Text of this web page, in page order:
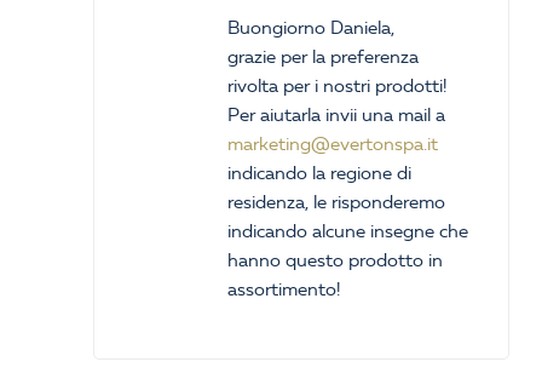
Buongiorno Daniela,
grazie per la preferenza
rivolta per i nostri prodotti!
Per aiutarla invii una mail a
marketing@evertonspa.it
indicando la regione di
residenza, le risponderemo
indicando alcune insegne che
hanno questo prodotto in
assortimento!